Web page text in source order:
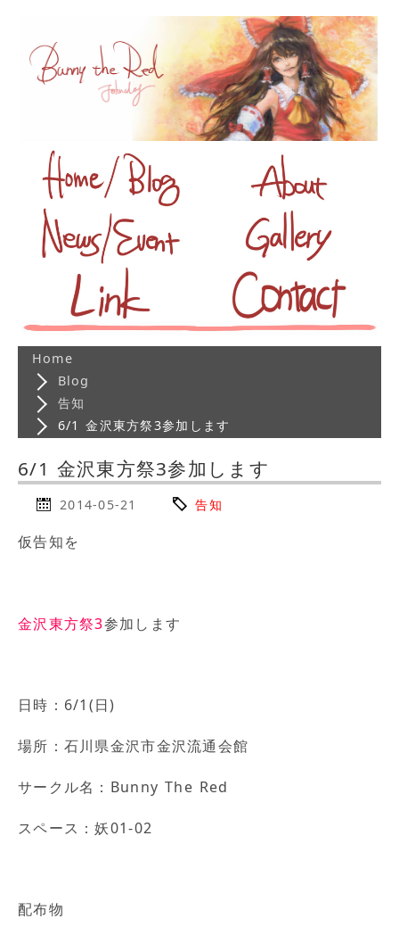
Home
Blog
告知
6/1 金沢東方祭3参加します
6/1 金沢東方祭3参加します
2014-05-21 告知
仮告知を
金沢東方祭3参加します
日時：6/1(日)
場所：石川県金沢市金沢流通会館
サークル名：Bunny The Red
スペース：妖01-02
配布物